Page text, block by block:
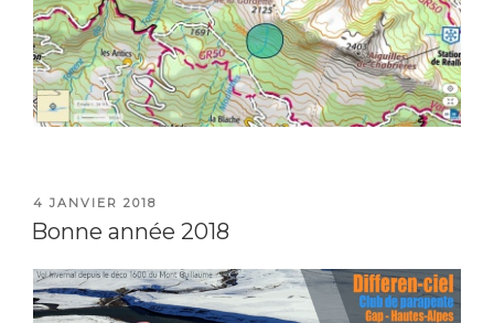
PUBLIÉ
LE
4 JANVIER 2018
Bonne année 2018